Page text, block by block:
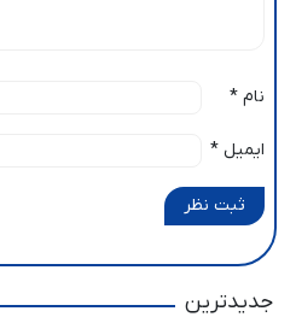
نام *
ایمیل *
ثبت نظر
جدیدترین